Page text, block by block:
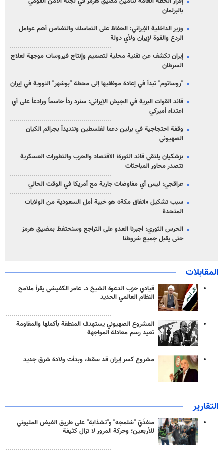
بالبرلمان
وزير الداخلية الإيراني: الحفاظ على التماسك والتضامن أهم عوامل
الردع والقوة لإيران ولأي دولة
إيران تكشف عن تقنية محلية لتصميم وإنتاج فيروسات موجهة لعلاج
السرطان
"روساتوم" تبدأ في إعادة موظفيها إلى محطة "بوشهر" النووية في إيران
قائد القوات البرية في الجيش الإيراني: سنرد رداً حاسماً ورادعاً على أي
اعتداء أميركي
وقفة احتجاجية في برلين دعما لفلسطين وتنديداً بجرائم الكيان
الصهیوني
بزشكيان يلتقي قائد الثورة؛ الاقتصاد والحرب والتطورات العسكرية
تتصدر محاور المباحثات
عراقجي: ليس أي مفاوضات جارية مع أمريكا في الوقت الحالي
سبب تشكيل «اتفاق مكة» هو خيبة أمل السعودية من الولايات
المتحدة
الحرس الثوري: أجبرنا العدو على التراجع وسنحتفظ بمضيق هرمز
حتى يقبل جميع شروطنا
المقابلات
قيادي حزب الدعوة الشيخ د. عامر الكفيشي يقرأ ملامح
النظام العالمي الجديد
المشروع الصهيوني يستهدف المنطقة بأكملها والمقاومة
تعيد رسم معادلة المواجهة
مشروع كسر إيران قد سقط، وبدأت ولادة شرق جديد
التقارير
منفذَيّ "شلمجه" و"تشذابة" على طريق الفيض المليوني
للأربعين؛ وحركة المرور لا تزال كثيفة